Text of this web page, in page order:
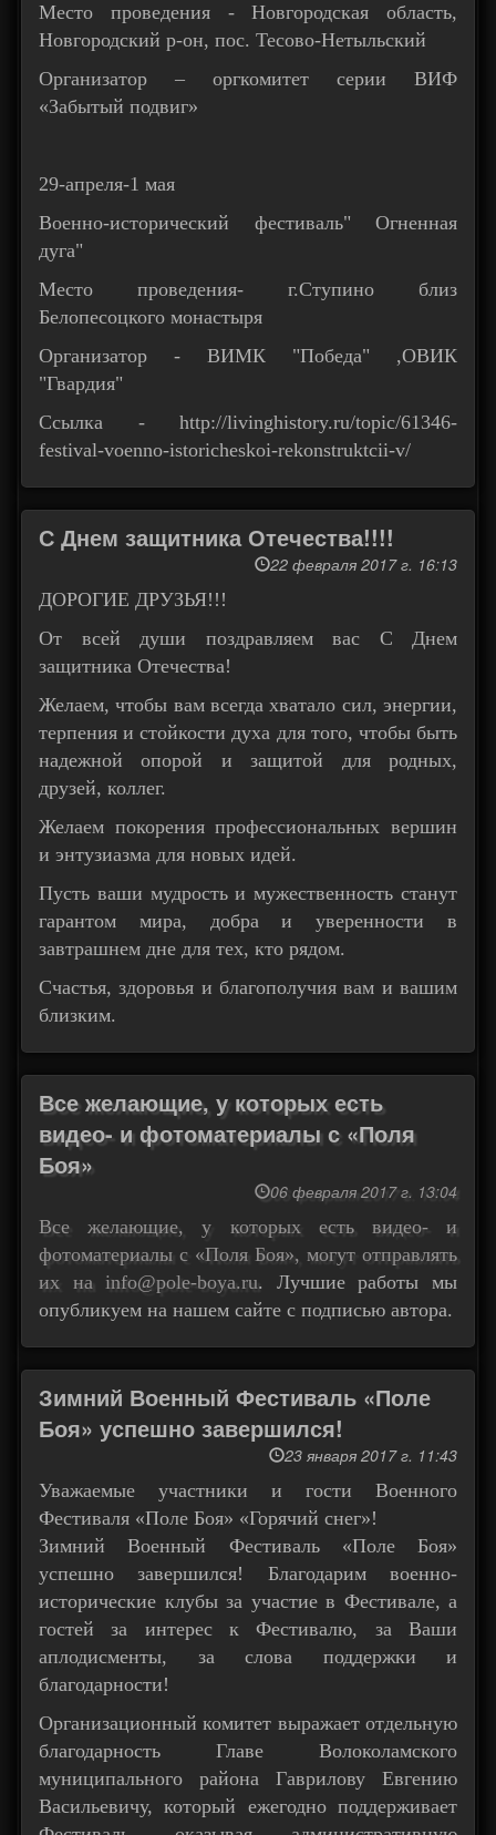
Место проведения - Новгородская область,
Новгородский р-он, пос. Тесово-Нетыльский
Организатор – оргкомитет серии ВИФ
«Забытый подвиг»
29-апреля-1 мая
Военно-исторический фестиваль" Огненная
дуга"
Место проведения- г.Ступино близ
Белопесоцкого монастыря
Организатор - ВИМК "Победа" ,ОВИК
"Гвардия"
Ссылка - http://livinghistory.ru/topic/61346-
festival-voenno-istoricheskoi-rekonstruktcii-v/
С Днем защитника Отечества!!!!
22 февраля 2017 г. 16:13
ДОРОГИЕ ДРУЗЬЯ!!!
От всей души поздравляем вас С Днем
защитника Отечества!
Желаем, чтобы вам всегда хватало сил, энергии,
терпения и стойкости духа для того, чтобы быть
надежной опорой и защитой для родных,
друзей, коллег.
Желаем покорения профессиональных вершин
и энтузиазма для новых идей.
Пусть ваши мудрость и мужественность станут
гарантом мира, добра и уверенности в
завтрашнем дне для тех, кто рядом.
Счастья, здоровья и благополучия вам и вашим
близким.
Все желающие, у которых есть
видео- и фотоматериалы с «Поля
Боя»
06 февраля 2017 г. 13:04
Все желающие, у которых есть видео- и
фотоматериалы с «Поля Боя», могут отправлять
их наinfo@pole-boya.ru. Лучшие работы мы
опубликуем на нашем сайте с подписью автора.
Зимний Военный Фестиваль «Поле
Боя» успешно завершился!
23 января 2017 г. 11:43
Уважаемые участники и гости Военного
Фестиваля «Поле Боя» «Горячий снег»!
Зимний Военный Фестиваль «Поле Боя»
успешно завершился! Благодарим военно-
исторические клубы за участие в Фестивале, а
гостей за интерес к Фестивалю, за Ваши
аплодисменты, за слова поддержки и
благодарности!
Организационный комитет выражает отдельную
благодарность Главе Волоколамского
муниципального района Гаврилову Евгению
Васильевичу, который ежегодно поддерживает